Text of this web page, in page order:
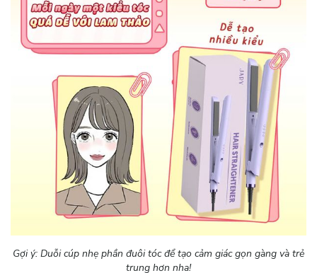
Gợi ý: Duỗi cúp nhẹ phần đuôi tóc để tạo cảm giác gọn gàng và trẻ
trung hơn nha!